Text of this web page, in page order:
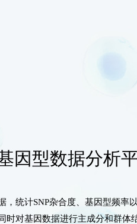
因型数据分析
，统计SNP杂合度、基因型频率
时对基因数据进行主成分和群体